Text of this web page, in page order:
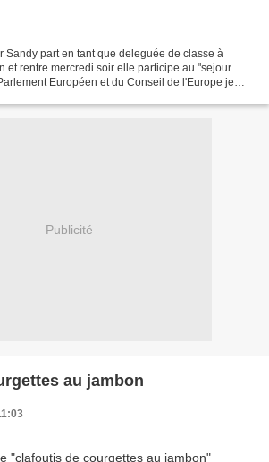
Sandy part en tant que deleguée de classe à
et rentre mercredi soir elle participe au "sejour
Européen et du Conseil de l'Europe je
Publicité
au jambon